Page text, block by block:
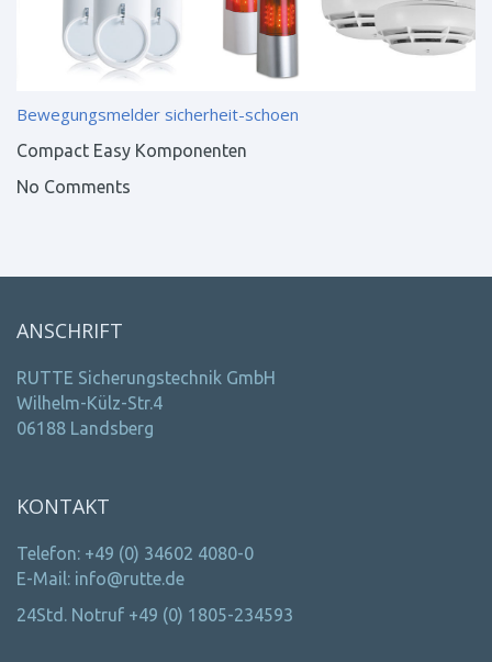
Bewegungsmelder sicherheit-schoen
Compact Easy Komponenten
No Comments
ANSCHRIFT
RUTTE Sicherungstechnik GmbH
Wilhelm-Külz-Str.4
06188 Landsberg
KONTAKT
Telefon: +49 (0) 34602 4080-0
E-Mail: info@rutte.de
24Std. Notruf +49 (0) 1805-234593